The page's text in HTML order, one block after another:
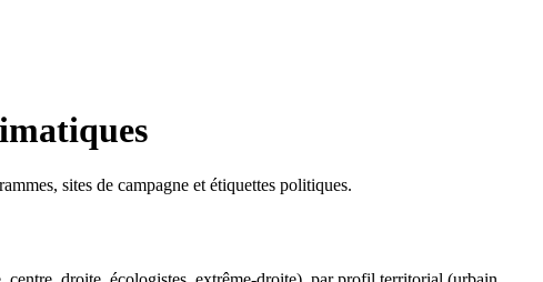
sites de campagne et étiquettes politiques.